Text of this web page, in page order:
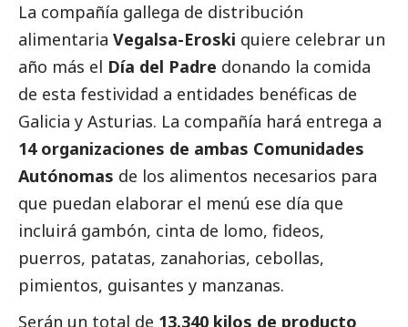
La compañía gallega de distribución
alimentaria Vegalsa-Eroski quiere celebrar un
año más el Día del Padre donando la comida
de esta festividad a entidades benéficas de
Galicia y Asturias. La compañía hará entrega a
14 organizaciones de ambas Comunidades
Autónomas de los alimentos necesarios para
que puedan elaborar el menú ese día que
incluirá gambón, cinta de lomo, fideos,
puerros, patatas, zanahorias, cebollas,
pimientos, guisantes y manzanas.
Serán un total de 13.340 kilos de producto